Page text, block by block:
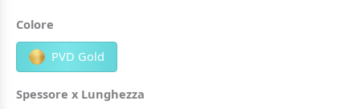
Colore
PVD Gold
Spessore x Lunghezza